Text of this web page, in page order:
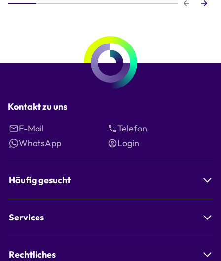
Kontakt zu uns
E-Mail
Telefon
WhatsApp
Login
Häufig gesucht
Services
Rechtliches